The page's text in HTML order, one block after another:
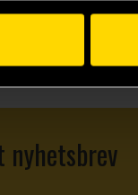
nyhetsbrev